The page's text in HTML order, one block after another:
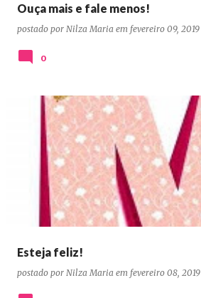
Ouça mais e fale menos!
postado por Nilza Maria em fevereiro 09, 2019
0
Esteja feliz!
postado por Nilza Maria em fevereiro 08, 2019